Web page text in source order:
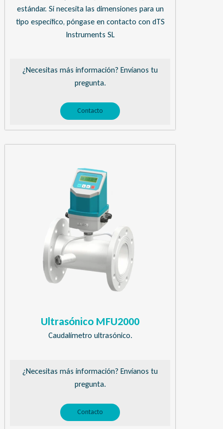
estándar. Si necesita las dimensiones para un
tipo específico, póngase en contacto con dTS
Instruments SL
¿Necesitas más información? Envíanos tu
pregunta.
Contacto
Ultrasónico MFU2000
Caudalímetro ultrasónico.
¿Necesitas más información? Envíanos tu
pregunta.
Contacto